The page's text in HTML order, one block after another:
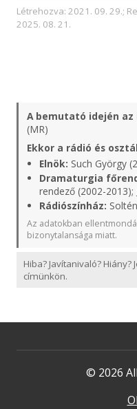
Létrehozva: 2021. 09. 29.;
2025. 08. 21.
A bemutató idején az
(MR)
Ekkor a rádió és
Elnök: Such György
Dramaturgia
rendező (2002-2013);
Rádiószínház:
Az adatokban
bizonytalansága miatt.
Hiba? Javítanivaló?
címünkön.
© 2026